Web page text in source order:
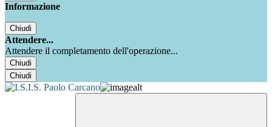
Informazione
Chiudi
Attendere...
Attendere il completamento dell'operazione...
Chiudi
Chiudi